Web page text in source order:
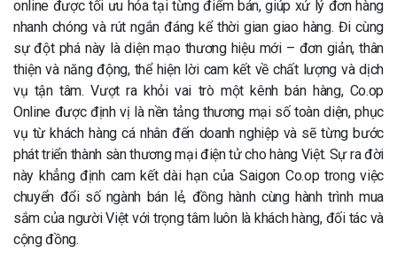
online được tối ưu hóa tại từng điểm bán, giúp xử lý đơn hàng
nhanh chóng và rút ngắn đáng kể thời gian giao hàng. Đi cùng
sự đột phá này là diện mạo thương hiệu mới – đơn giản, thân
thiện và năng động, thể hiện lời cam kết về chất lượng và dịch
vụ tận tâm. Vượt ra khỏi vai trò một kênh bán hàng, Co.op
Online được định vị là nền tảng thương mại số toàn diện, phục
vụ từ khách hàng cá nhân đến doanh nghiệp và sẽ từng bước
phát triển thành sàn thương mại điện tử cho hàng Việt. Sự ra đời
này khẳng định cam kết dài hạn của Saigon Co.op trong việc
chuyển đổi số ngành bán lẻ, đồng hành cùng hành trình mua
sắm của người Việt với trọng tâm luôn là khách hàng, đối tác và
cộng đồng.